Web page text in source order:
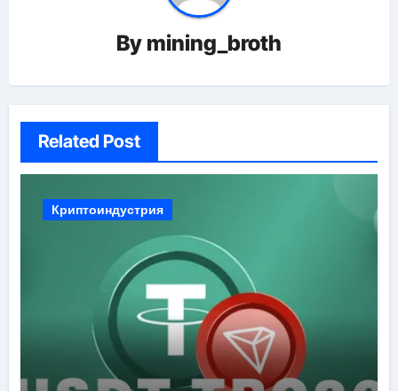
By mining_broth
Related Post
Криптоиндустрия